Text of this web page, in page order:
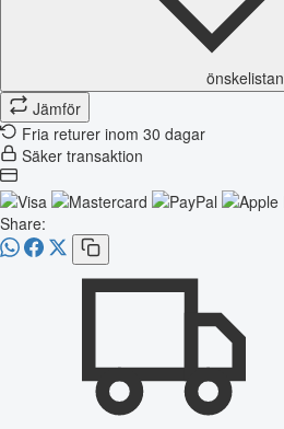
önskelistan
Jämför
Fria returer inom 30 dagar
Säker transaktion
Share: